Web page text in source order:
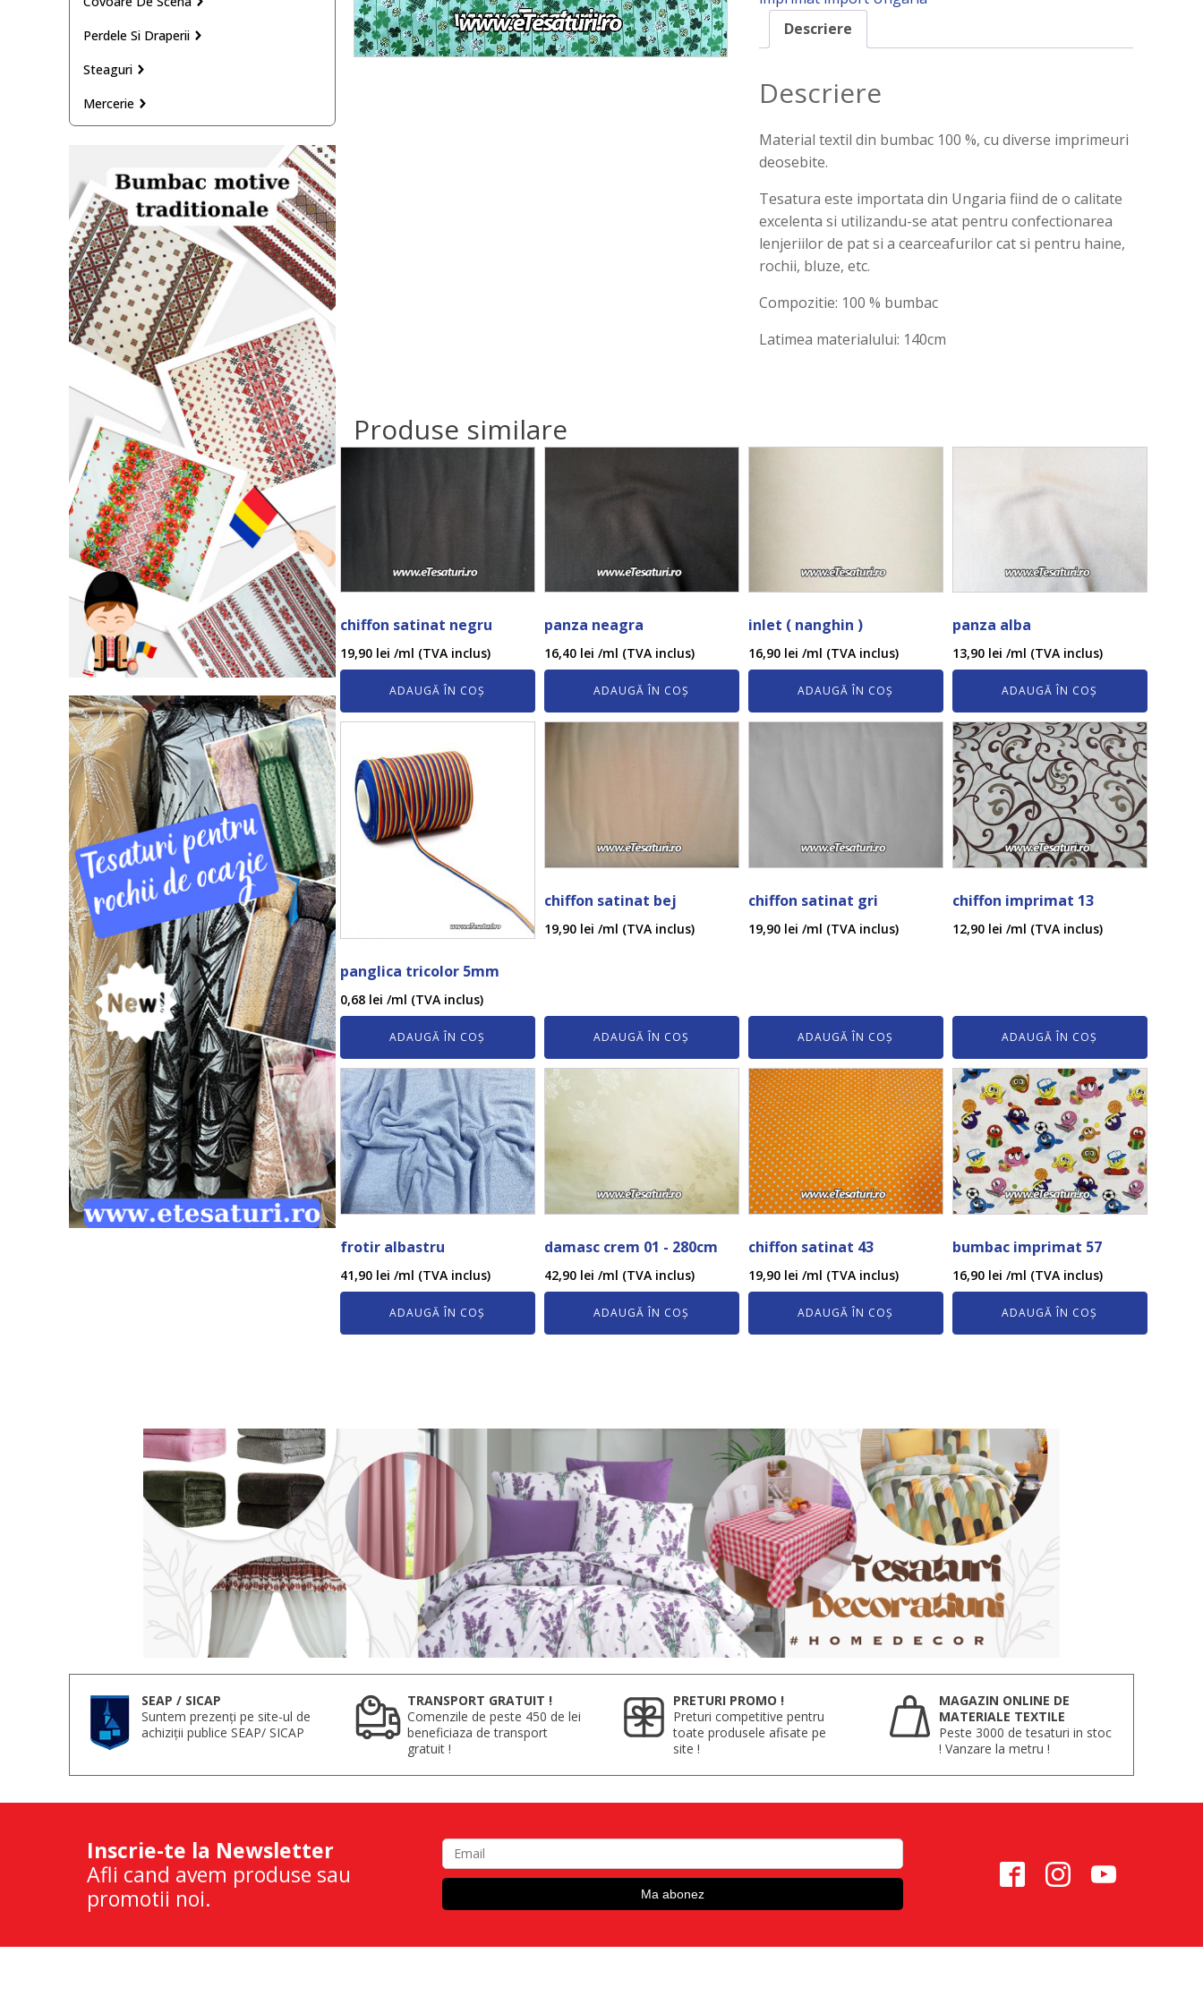
Perdele Si Draperii
Steaguri
Mercerie
Descriere
Descriere
Material textil din bumbac 100 %, cu diverse imprimeuri
deosebite.
Tesatura este importata din Ungaria fiind de o calitate
excelenta si utilizandu-se atat pentru confectionarea
lenjeriilor de pat si a cearceafurilor cat si pentru haine,
rochii, bluze, etc.
Compozitie: 100 % bumbac
Latimea materialului: 140cm
Produse similare
chiffon satinat negru
19,90 lei /ml (TVA inclus)
ADAUGĂ ÎN COȘ
panza neagra
16,40 lei /ml (TVA inclus)
ADAUGĂ ÎN COȘ
inlet ( nanghin )
16,90 lei /ml (TVA inclus)
ADAUGĂ ÎN COȘ
panza alba
13,90 lei /ml (TVA inclus)
ADAUGĂ ÎN COȘ
panglica tricolor 5mm
0,68 lei /ml (TVA inclus)
ADAUGĂ ÎN COȘ
chiffon satinat bej
19,90 lei /ml (TVA inclus)
ADAUGĂ ÎN COȘ
chiffon satinat gri
19,90 lei /ml (TVA inclus)
ADAUGĂ ÎN COȘ
chiffon imprimat 13
12,90 lei /ml (TVA inclus)
ADAUGĂ ÎN COȘ
frotir albastru
41,90 lei /ml (TVA inclus)
ADAUGĂ ÎN COȘ
damasc crem 01 - 280cm
42,90 lei /ml (TVA inclus)
ADAUGĂ ÎN COȘ
chiffon satinat 43
19,90 lei /ml (TVA inclus)
ADAUGĂ ÎN COȘ
bumbac imprimat 57
16,90 lei /ml (TVA inclus)
ADAUGĂ ÎN COȘ
SEAP / SICAP
Suntem prezenți pe site-ul de
achiziții publice SEAP/ SICAP
TRANSPORT GRATUIT !
Comenzile de peste 450 de lei
beneficiaza de transport
gratuit !
PRETURI PROMO !
Preturi competitive pentru
toate produsele afisate pe
site !
MAGAZIN ONLINE DE
MATERIALE TEXTILE
Peste 3000 de tesaturi in stoc
! Vanzare la metru !
Inscrie-te la Newsletter
Afli cand avem produse sau
promotii noi.